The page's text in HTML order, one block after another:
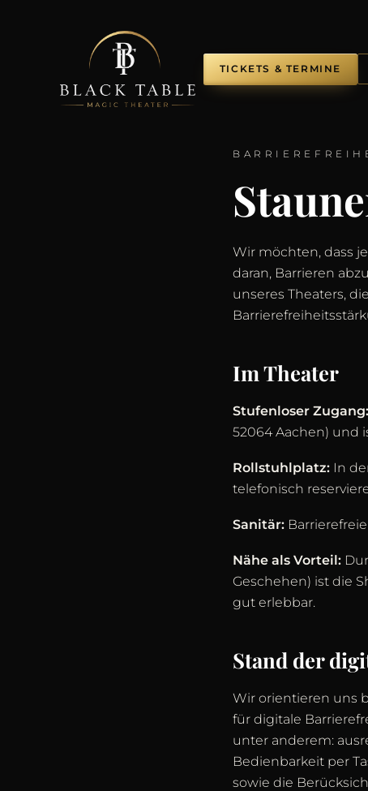
TICKETS & TERMINE
Wir möchten, dass
daran, Barrieren
unseres Theaters,
Im Theater
Stufenloser Zugang:
52064 Aachen) und
Rollstuhlplatz: In
telefonisch
Sanitär:
Nähe als Vorteil:
Geschehen) ist die
gut erlebbar.
Stand der
Wir orientieren uns
für digitale
unter anderem:
Bedienbarkeit per
sowie die